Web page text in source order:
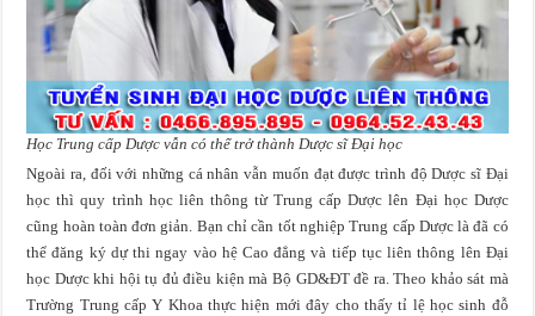
Học Trung cấp Dược vẫn có thể trở thành Dược sĩ Đại học
Ngoài ra, đối với những cá nhân vẫn muốn đạt được trình độ Dược sĩ Đại
học thì quy trình học liên thông từ Trung cấp Dược lên Đại học Dược
cũng hoàn toàn đơn giản. Bạn chỉ cần tốt nghiệp Trung cấp Dược là đã có
thể đăng ký dự thi ngay vào hệ Cao đẳng và tiếp tục liên thông lên Đại
học Dược khi hội tụ đủ điều kiện mà Bộ GD&ĐT đề ra. Theo khảo sát mà
Trường Trung cấp Y Khoa thực hiện mới đây cho thấy tỉ lệ học sinh đỗ